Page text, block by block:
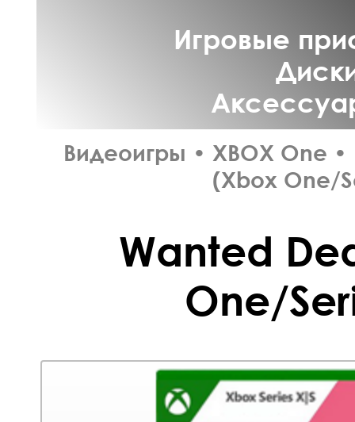
Игровые
Видеоигры • XBOX One •
(Xbox One/
Wanted
One/